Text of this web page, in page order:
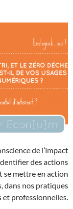
de l’impact
des actions
se mettre en action
dans nos pratiques
professionnelles.